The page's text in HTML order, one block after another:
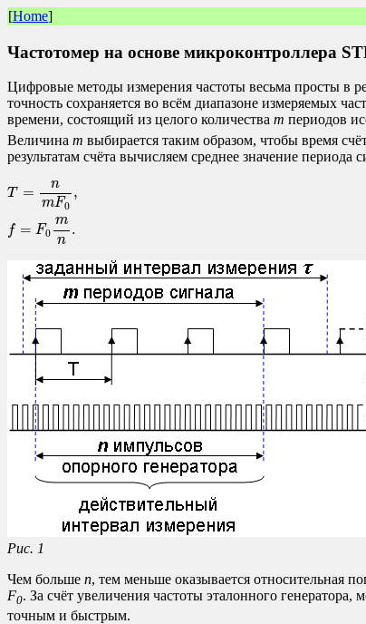
[Home]
Частотомер на основе микроконтроллера
Цифровые методы измерения частоты весьма просты в
точность сохраняется во всём диапазоне измеряемых
времени, состоящий из целого количества m периодов
Величина m выбирается таким образом, чтобы время
результатам счёта вычисляем среднее значение
T =
n
mF0
,
f = F0
m
n
.
Рис. 1
Чем больше n, тем меньше оказывается относительная
F0. За счёт увеличения частоты эталонного
точным и быстрым.